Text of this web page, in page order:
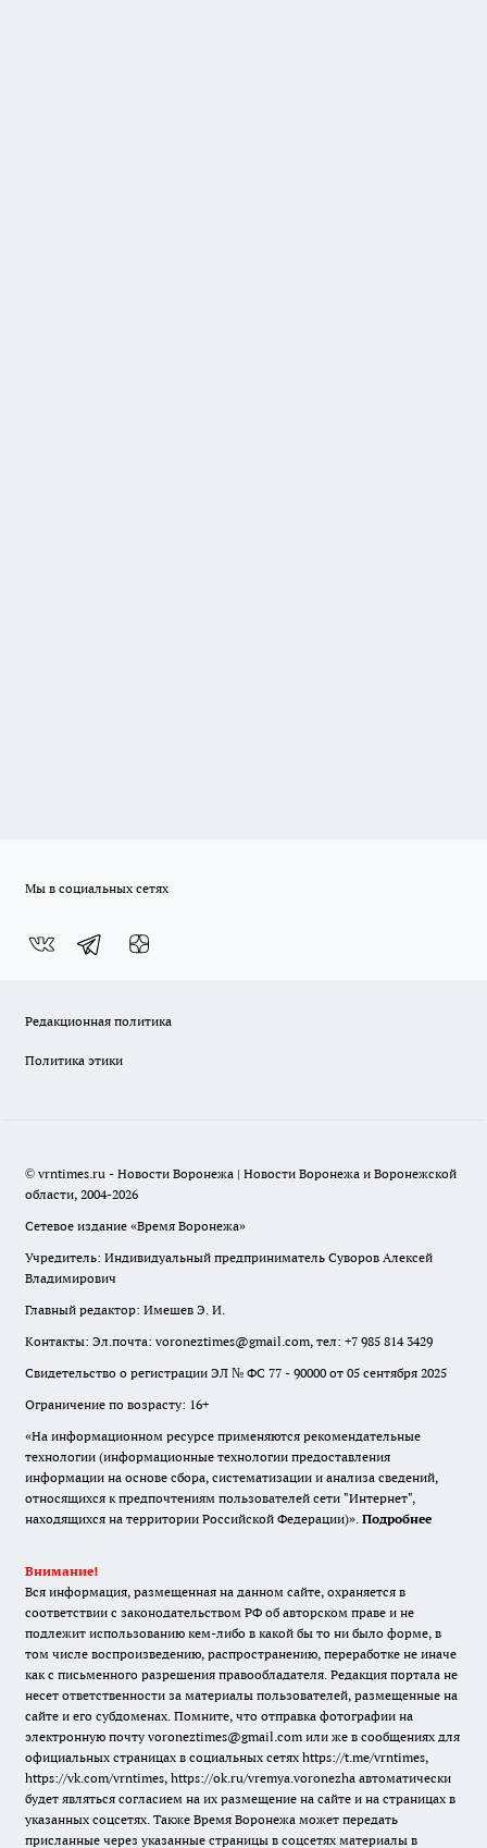
Мы в социальных сетях
Редакционная политика
Политика этики
© vrntimes.ru - Новости Воронежа | Новости Воронежа и Воронежской
области, 2004-2026
Сетевое издание «Время Воронежа»
Учредитель: Индивидуальный предприниматель Суворов Алексей
Владимирович
Главный редактор: Имешев Э. И.
Контакты: Эл.почта: voroneztimes@gmail.com, тел: +7 985 814 3429
Свидетельство о регистрации ЭЛ № ФС 77 - 90000 от 05 сентября 2025
Ограничение по возрасту: 16+
«На информационном ресурсе применяются рекомендательные
технологии (информационные технологии предоставления
информации на основе сбора, систематизации и анализа сведений,
относящихся к предпочтениям пользователей сети "Интернет",
находящихся на территории Российской Федерации)». Подробнее
Внимание!
Вся информация, размещенная на данном сайте, охраняется в
соответствии с законодательством РФ об авторском праве и не
подлежит использованию кем-либо в какой бы то ни было форме, в
том числе воспроизведению, распространению, переработке не иначе
как с письменного разрешения правообладателя. Редакция портала не
несет ответственности за материалы пользователей, размещенные на
сайте и его субдоменах. Помните, что отправка фотографии на
электронную почту voroneztimes@gmail.com или же в сообщениях для
официальных страницах в социальных сетях https://t.me/vrntimes,
https://vk.com/vrntimes, https://ok.ru/vremya.voronezha автоматически
будет являться согласием на их размещение на сайте и на страницах в
указанных соцсетях. Также Время Воронежа может передать
присланные через указанные страницы в соцсетях материалы в